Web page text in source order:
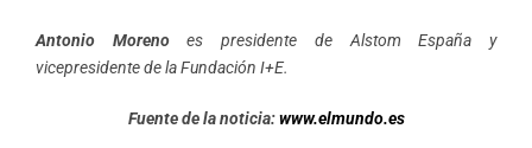
Antonio Morenoes presidente de Alstom España y
vicepresidente de la Fundación I+E.
Fuente de la noticia:www.elmundo.es